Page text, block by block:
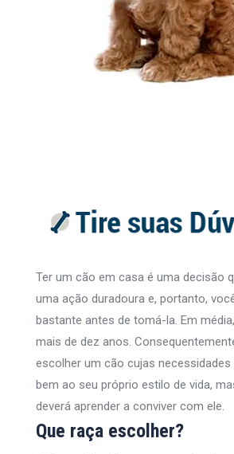
Ter um cão em casa é uma decisão
uma ação duradoura e, portanto,
bastante antes de tomá-la. Em
mais de dez anos.
escolher um cão cujas necessidades
bem ao seu próprio estilo de vida,
deverá aprender a conviver com ele.
Que raça escolher?